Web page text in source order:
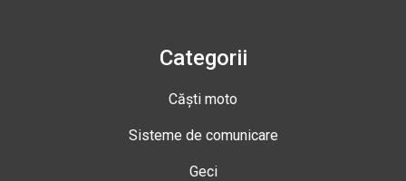
Categorii
Căști moto
Sisteme de comunicare
Geci